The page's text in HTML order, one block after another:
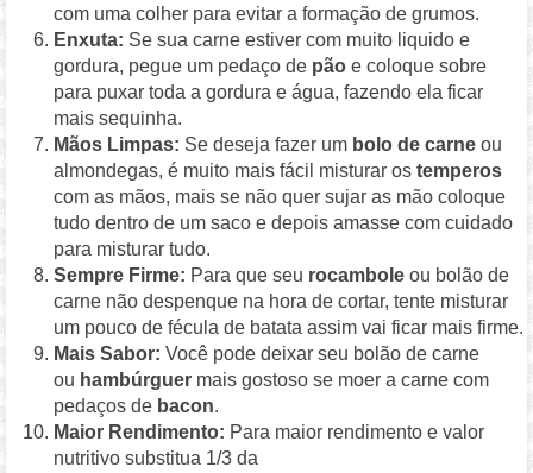
com uma colher para evitar a formação de grumos.
Enxuta: Se sua carne estiver com muito liquido e
gordura, pegue um pedaço de pão e coloque sobre
para puxar toda a gordura e água, fazendo ela ficar
mais sequinha.
Mãos Limpas: Se deseja fazer um bolo de carne ou
almondegas, é muito mais fácil misturar ostemperos
com as mãos, mais se não quer sujar as mão coloque
tudo dentro de um saco e depois amasse com cuidado
para misturar tudo.
Sempre Firme: Para que seu rocambole ou bolão de
carne não despenque na hora de cortar, tente misturar
um pouco de fécula de batata assim vai ficar mais firme.
Mais Sabor: Você pode deixar seu bolão de carne
ou hambúrguer mais gostoso se moer a carne com
pedaços de bacon.
Maior Rendimento: Para maior rendimento e valor
nutritivo substitua 1/3 da